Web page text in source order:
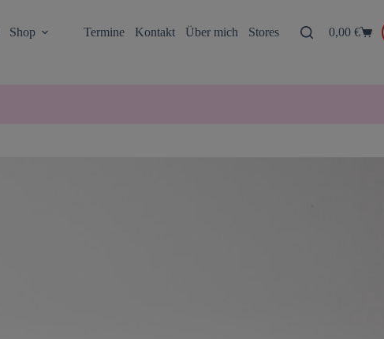
Shop Termine Kontakt Über mich Stores Warenkorb
0,00 €